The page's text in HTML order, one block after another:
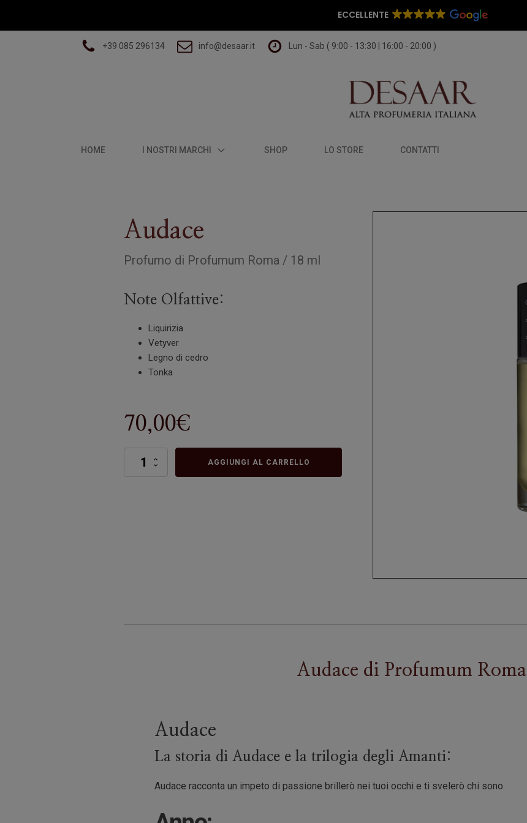
ECCELLENTE
+39 085 296134 info@desaar.it Lun - Sab ( 9:00 - 13:30 | 16:00 - 20:00 )
HOME I NOSTRI MARCHI SHOP LO STORE CONTATTI
Audace
Profumo di Profumum Roma / 18 ml
Note Olfattive:
Liquirizia
Vetyver
Legno di cedro
Tonka
70,00€
Audace
AGGIUNGI AL CARRELLO
Audace di Profumum Roma
Audace
La storia di Audace e la trilogia degli Amanti:
Audace racconta un impeto di passione brillerò nei tuoi occhi e ti svelerò chi sono.